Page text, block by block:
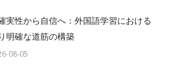
実性から自信へ：外国語学習における
明確な道筋の構築
08-05